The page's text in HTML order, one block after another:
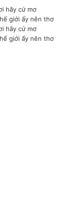
hãy cứ mơ
giới ấy nên thơ
hãy cứ mơ
giới ấy nên thơ